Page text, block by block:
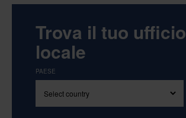
Trova il tuo ufficio
locale
PAESE